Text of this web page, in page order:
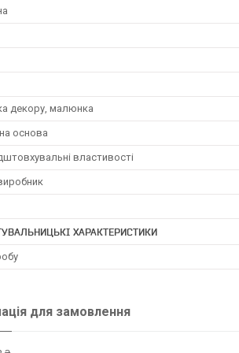
декору, малюнка
основа
властивості
ХАРАКТЕРИСТИКИ
для замовлення